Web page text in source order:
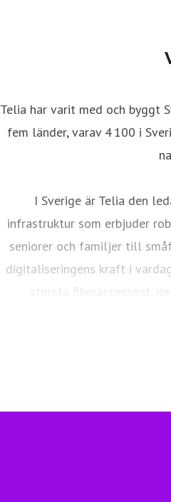
Telia har varit med och byggt
fem länder, varav 4 100 i
I Sverige är Telia den
infrastruktur som erbjuder
seniorer och familjer till
digitaliseringens kraft i
största fiberaccessnät,
världsklass skapar vi en